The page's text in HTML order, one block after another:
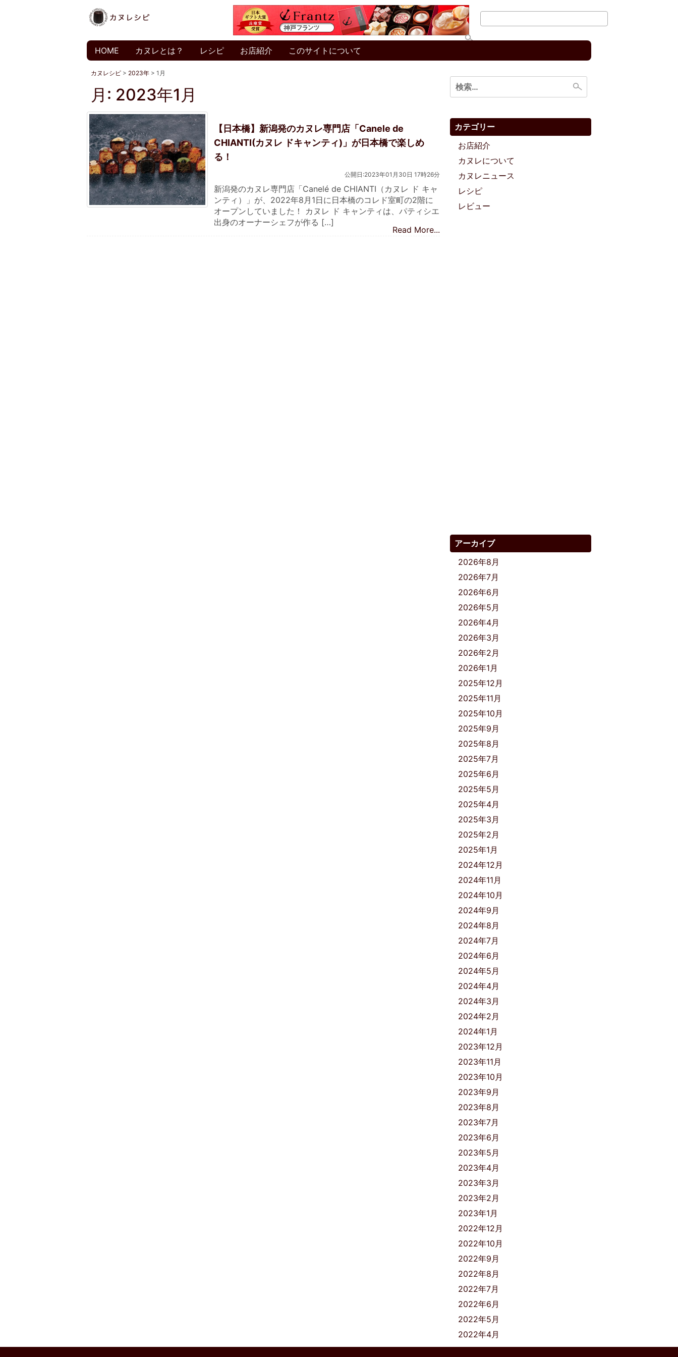
HOME カヌレとは？ レシピ お店紹介 このサイトについて
カヌレシピ > 2023年 > 1月
月: 2023年1月
【日本橋】新潟発のカヌレ専門店「Canele de
CHIANTI(カヌレ ドキャンティ)」が日本橋で楽しめ
る！
公開日:2023年01月30日 17時26分
新潟発のカヌレ専門店「Canelé de CHIANTI（カヌレ ド キャ
ンティ）」が、2022年8月1日に日本橋のコレド室町の2階に
オープンしていました！ カヌレ ド キャンティは、パティシエ
出身のオーナーシェフが作る […]
Read More...
検
索:
カテゴリー
お店紹介
カヌレについて
カヌレニュース
レシピ
レビュー
アーカイブ
2026年8月
2026年7月
2026年6月
2026年5月
2026年4月
2026年3月
2026年2月
2026年1月
2025年12月
2025年11月
2025年10月
2025年9月
2025年8月
2025年7月
2025年6月
2025年5月
2025年4月
2025年3月
2025年2月
2025年1月
2024年12月
2024年11月
2024年10月
2024年9月
2024年8月
2024年7月
2024年6月
2024年5月
2024年4月
2024年3月
2024年2月
2024年1月
2023年12月
2023年11月
2023年10月
2023年9月
2023年8月
2023年7月
2023年6月
2023年5月
2023年4月
2023年3月
2023年2月
2023年1月
2022年12月
2022年10月
2022年9月
2022年8月
2022年7月
2022年6月
2022年5月
2022年4月